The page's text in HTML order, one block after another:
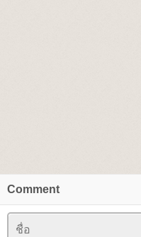
Comment